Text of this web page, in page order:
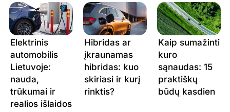
09.07.2026
1.781 € 1.666 €
0.688 €
08.07.2026
1.719 € 1.666 € 0.693 €
Elektrinis
automobilis
Lietuvoje:
nauda,
trūkumai ir
realios išlaidos
Hibridas ar
įkraunamas
hibridas: kuo
skiriasi ir kurį
rinktis?
Kaip sumažinti
kuro
sąnaudas: 15
praktiškų
būdų kasdien